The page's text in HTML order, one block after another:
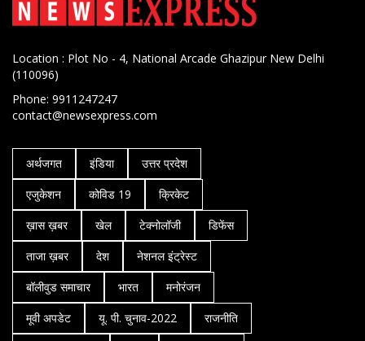
Location : Plot No - 4, National Arcade Ghazipur New Delhi
(110096)
Phone: 9911247247
contact@newsexpress.com
अर्थजगत इंडिया
उत्तर प्रदेश
एजुकेशन
कोविड 19
क्रिकेट
ख़ास ख़बर
खेल टेक्नोलॉजी
डिफेंस
ताजा ख़बर
देश
नेशनल इंट्रेस्ट
बॉलीवुड समाचार
भारत
मनोरंजन
मूवी अपडेट
यू. पी. चुनाव-2022
राजनीति